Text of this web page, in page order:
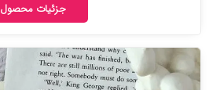
جزئیات محصول